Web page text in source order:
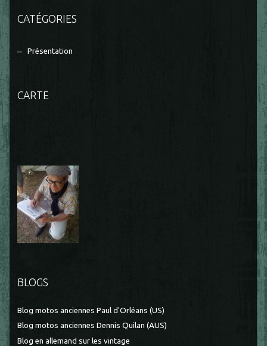
CATÉGORIES
Présentation
CARTE
BLOGS
Blog motos anciennes Paul d'Orléans (US)
Blog motos anciennes Dennis Quilan (AUS)
Blog en allemand sur les vintage